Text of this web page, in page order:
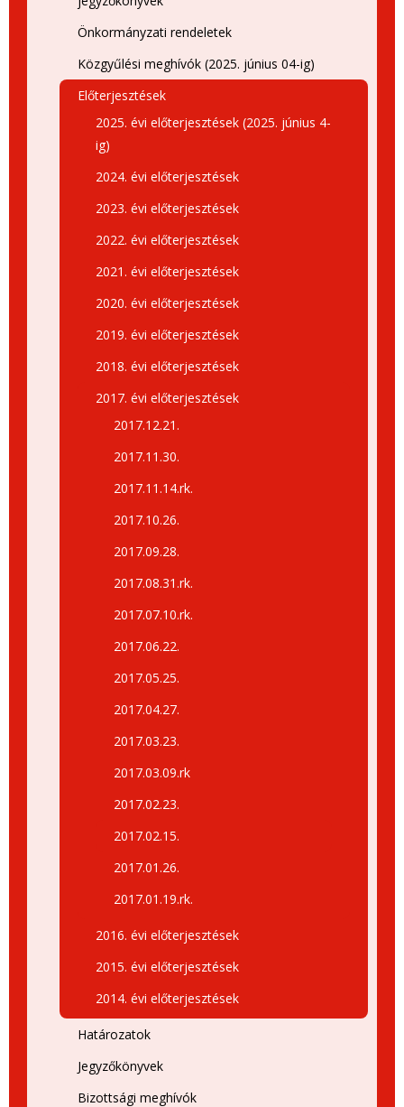
Önkormányzati rendeletek
Közgyűlési meghívók (2025. június 04-ig)
Előterjesztések
2025. évi előterjesztések (2025. június 4-
ig)
2024. évi előterjesztések
2023. évi előterjesztések
2022. évi előterjesztések
2021. évi előterjesztések
2020. évi előterjesztések
2019. évi előterjesztések
2018. évi előterjesztések
2017. évi előterjesztések
2017.12.21.
2017.11.30.
2017.11.14.rk.
2017.10.26.
2017.09.28.
2017.08.31.rk.
2017.07.10.rk.
2017.06.22.
2017.05.25.
2017.04.27.
2017.03.23.
2017.03.09.rk
2017.02.23.
2017.02.15.
2017.01.26.
2017.01.19.rk.
2016. évi előterjesztések
2015. évi előterjesztések
2014. évi előterjesztések
Határozatok
Jegyzőkönyvek
Bizottsági meghívók